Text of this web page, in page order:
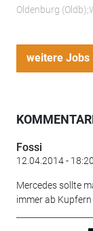
Oldenburg
weitere Jobs
Fossi
12.04.2014 -
Mercedes sollte
immer ab